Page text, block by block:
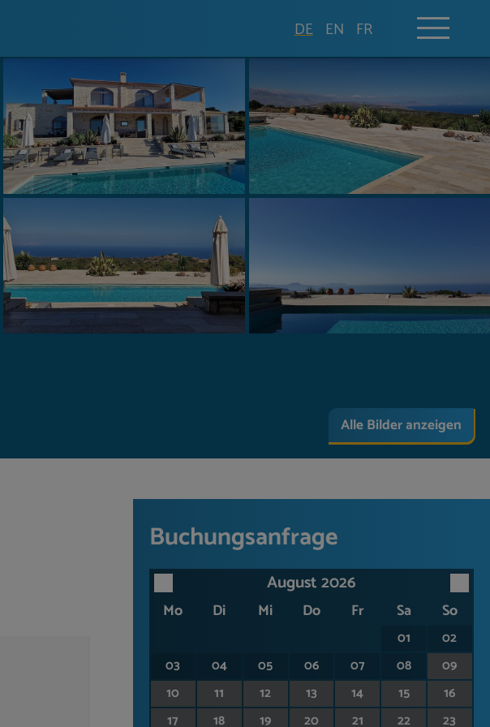
DE EN FR
Alle Bilder anzeigen
Buchungsanfrage
August 2026
Mo Di Mi Do Fr Sa So
01
02
03
04 05 06 07 08
09
10
11 12 13 14 15
16
17
18 19 20 21 22
23